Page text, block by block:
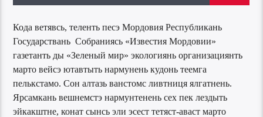
Кода ветявсь, теленть песэ Мордовия Республикань
Государствань Собраниясь «Известия Мордовии»
газетанть ды «Зеленый мир» экологиянь организациянть
марто вейсэ ютавтыть нармунень кудонь теемга
пелькстамо. Сон алтазь ванстомс ливтниця ялгатнень.
Ярсамкань вешнемстэ нармунтенень сех пек лездыть
эйкакштне, конат сынсь эли эсест тетяст-аваст марто